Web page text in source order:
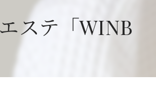
鍼治療 (90分)
ステ「WINB